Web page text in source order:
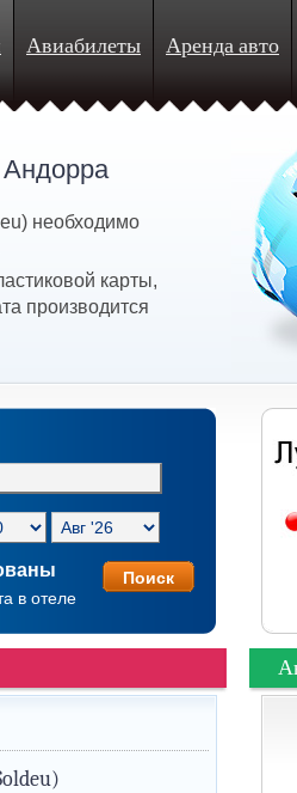
Авиабилеты Аренда авто
необходимо
карты,
производится
в отеле